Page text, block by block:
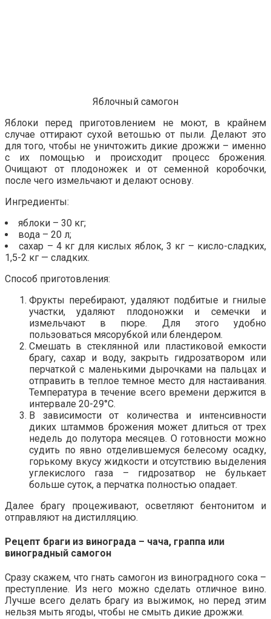
Яблочный самогон
Яблоки перед приготовлением не моют, в крайнем
случае оттирают сухой ветошью от пыли. Делают это
для того, чтобы не уничтожить дикие дрожжи – именно
с их помощью и происходит процесс брожения.
Очищают от плодоножек и от семенной коробочки,
после чего измельчают и делают основу.
Ингредиенты:
яблоки – 30 кг;
вода – 20 л;
сахар – 4 кг для кислых яблок, 3 кг – кисло-сладких,
1,5-2 кг — сладких.
Способ приготовления:
Фрукты перебирают, удаляют подбитые и гнилые
участки, удаляют плодоножки и семечки и
измельчают в пюре. Для этого удобно
пользоваться мясорубкой или блендером.
Смешать в стеклянной или пластиковой емкости
брагу, сахар и воду, закрыть гидрозатвором или
перчаткой с маленькими дырочками на пальцах и
отправить в теплое темное место для настаивания.
Температура в течение всего времени держится в
интервале 20-29°С.
В зависимости от количества и интенсивности
диких штаммов брожения может длиться от трех
недель до полутора месяцев. О готовности можно
судить по явно отделившемуся белесому осадку,
горькому вкусу жидкости и отсутствию выделения
углекислого газа – гидрозатвор не булькает
больше суток, а перчатка полностью опадает.
Далее брагу процеживают, осветляют бентонитом и
отправляют на дистилляцию.
Рецепт браги из винограда – чача, граппа или
виноградный самогон
Сразу скажем, что гнать самогон из виноградного сока –
преступление. Из него можно сделать отличное вино.
Лучше всего делать брагу из выжимок, но перед этим
нельзя мыть ягоды, чтобы не смыть дикие дрожжи.